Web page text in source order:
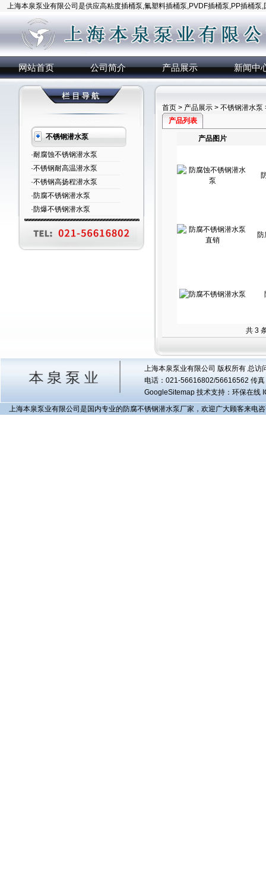
上海本泉泵业有限公司是供应高粘度插桶泵,氟塑料插桶泵,PVDF插桶泵,PP插桶泵
网站首页 公司简介 产品展示 新闻中
不锈钢潜水泵
·耐腐蚀不锈钢潜水泵
·不锈钢耐高温潜水泵
·不锈钢高扬程潜水泵
·防腐不锈钢潜水泵
·防爆不锈钢潜水泵
首页 > 产品展示 > 不锈钢潜水泵
产品列表
产品图片
防
共 3
上海本泉泵业有限公司 版权所有 总访
电话：021-56616802/56616562 传
GoogleSitemap技术支持：环保在线
上海本泉泵业有限公司是国内专业的防腐不锈钢潜水泵厂家，欢迎广大顾客来电